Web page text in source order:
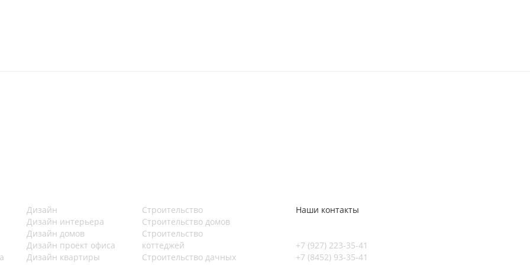
Дизайн
Дизайн интерьера
Дизайн домов
Дизайн проект офиса
Дизайн квартиры
Строительство
Строительство домов
Строительство
коттеджей
Строительство дачных
Наши контакты
+7 (927) 223-35-41
+7 (8452) 93-35-41